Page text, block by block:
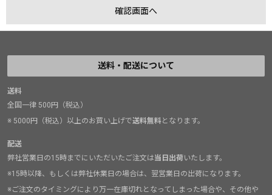
送料・配送について
送料
全国一律 500円（税込）
※ 5000円（税込）以上のお買い上げで送料無料となります。
配送
弊社営業日の15時までにいただいたご注文は当日出荷いたします。
※15時以降、もしくは弊社休業日の場合は、翌営業日の出荷になります。
※ご注文のタイミングにより万一在庫切れとなってしまった場合や、その他や